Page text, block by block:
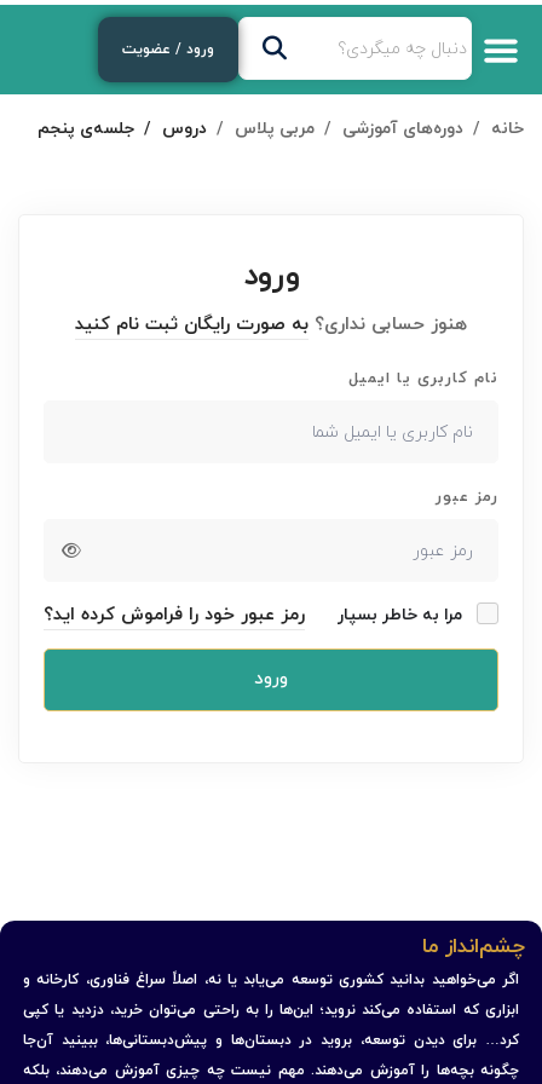
ورود / عضویت
خانه دوره‌های آموزشی مربی پلاس دروس جلسه‌ی پنجم
ورود
هنوز حسابی نداری؟ به صورت رایگان ثبت نام کنید
نام کاربری یا ایمیل
رمز عبور
مرا به خاطر بسپار رمز عبور خود را فراموش کرده اید؟
ورود
چشم‌انداز ما
اگر می‌خواهید بدانید کشوری توسعه می‌یابد یا نه، اصلاً سراغ فناوری، کارخانه و
ابزاری که استفاده می‌کند نروید؛ این‌ها را به راحتی می‌توان خرید، دزدید یا کپی
کرد… برای دیدن توسعه، بروید در دبستان‌ها و پیش‌دبستانی‌ها، ببینید آن‌جا
چگونه بچه‌ها را آموزش می‌دهند. مهم نیست چه چیزی آموزش می‌دهند، بلکه